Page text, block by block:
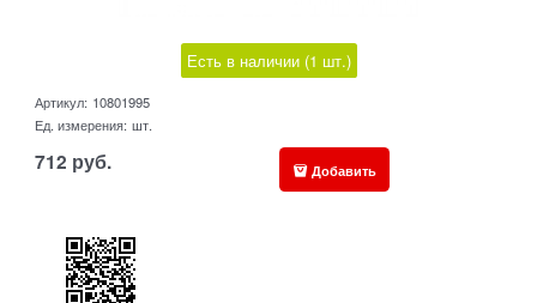
Есть в наличии (1 шт.)
Артикул: 10801995
Ед. измерения: шт.
712 руб. Добавить